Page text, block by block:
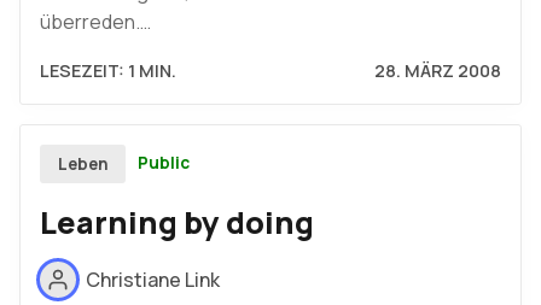
überreden.…
LESEZEIT: 1 MIN. 28. MÄRZ 2008
Leben Public
Learning by doing
Christiane Link